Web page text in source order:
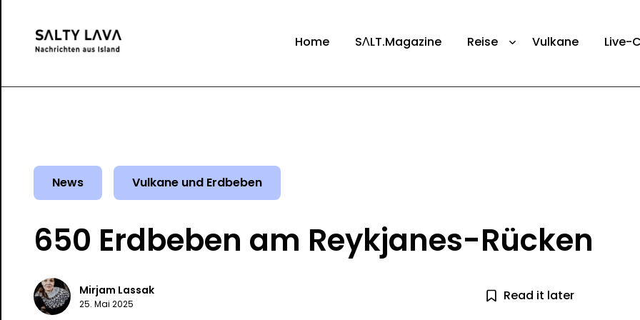
Home SΛLT.Magazine Reise Vulkane Live-
News Vulkane und Erdbeben
650 Erdbeben am Reykjanes-Rücken
Mirjam Lassak
25. Mai 2025
Read it later